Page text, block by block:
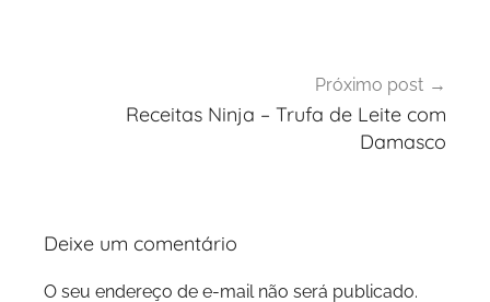
Próximo post
Receitas Ninja – Trufa de Leite com
Damasco
Deixe um comentário
O seu endereço de e-mail não será publicado.